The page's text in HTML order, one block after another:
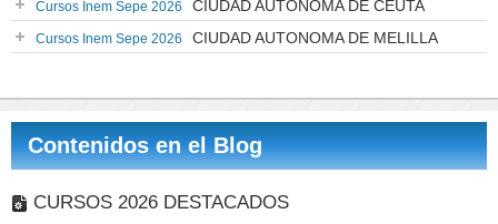
Cursos Inem Sepe 2026 CIUDAD AUTONOMA DE CEUTA
Cursos Inem Sepe 2026 CIUDAD AUTONOMA DE MELILLA
Contenidos en el Blog
CURSOS 2026 DESTACADOS